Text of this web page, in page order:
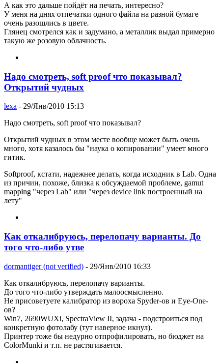
А как это дальше пойдёт на печать, интересно?
У меня на днях отпечатки одного файла на разной бумаге
очень разошлись в цвете.
Глянец смотрелся как и задумано, а металлик выдал примерно
такую же розовую облачность.
Надо смотреть, soft proof что показывал?
Открытий чудных
lexa - 29/Янв/2010 15:13
Надо смотреть, soft proof что показывал?
Открытий чудных в этом месте вообще может быть очень
много, хотя казалось бы "наука о копировании" умеет много
гитик.
Softproof, кстати, надежнее делать, когда исходник в Lab. Одна
из причин, похоже, близка к обсуждаемой проблеме, gamut
mapping "через Lab" или "через device link построенный на
лету"
Как откалибруюсь, перелопачу варианты. До
того что-либо утве
dormantiger (not verified) - 29/Янв/2010 16:33
Как откалибруюсь, перелопачу варианты.
До того что-либо утверждать малоосмысленно.
Не присоветуете калибратор из вороха Spyder-ов и Eye-One-
ов?
Win7, 2690WUXi, SpectraView II, задача - подстроиться под
конкретную фотолабу (тут наверное икнул).
Принтер тоже бы недурно отпрофилировать, но бюджет на
ColorMunki и т.п. не растягивается.